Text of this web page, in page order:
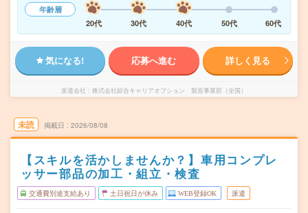
年齢層
20代
30代 40代 50代 60代
気になる! 応募へ進む 詳しく見る
派遣会社 株式会社綜合キャリアオプション 製造事業部（全国）
未読 掲載日 2026/08/08
【スキルを活かしませんか？】車用コンプレ
ッサー部品の加工・組立・検査
交通費別途支給あり 土日祝日が休み WEB登録OK 派遣